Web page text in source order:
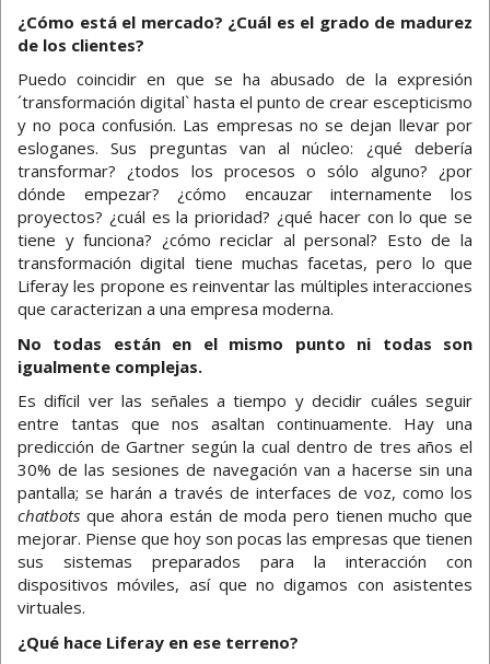
¿Cómo está el mercado? ¿Cuál es el grado de madurez
de los clientes?
Puedo coincidir en que se ha abusado de la expresión
´transformación digital` hasta el punto de crear escepticismo
y no poca confusión. Las empresas no se dejan llevar por
esloganes. Sus preguntas van al núcleo: ¿qué debería
transformar? ¿todos los procesos o sólo alguno? ¿por
dónde empezar? ¿cómo encauzar internamente los
proyectos? ¿cuál es la prioridad? ¿qué hacer con lo que se
tiene y funciona? ¿cómo reciclar al personal? Esto de la
transformación digital tiene muchas facetas, pero lo que
Liferay les propone es reinventar las múltiples interacciones
que caracterizan a una empresa moderna.
No todas están en el mismo punto ni todas son
igualmente complejas.
Es difícil ver las señales a tiempo y decidir cuáles seguir
entre tantas que nos asaltan continuamente. Hay una
predicción de Gartner según la cual dentro de tres años el
30% de las sesiones de navegación van a hacerse sin una
pantalla; se harán a través de interfaces de voz, como los
chatbots que ahora están de moda pero tienen mucho que
mejorar. Piense que hoy son pocas las empresas que tienen
sus sistemas preparados para la interacción con
dispositivos móviles, así que no digamos con asistentes
virtuales.
¿Qué hace Liferay en ese terreno?